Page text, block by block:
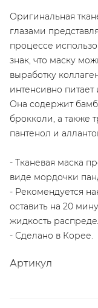
Оригинальная
глазами
процессе
знак, что маску
выработку
интенсивно питает
Она содержит
брокколи, а также
пантенол и
- Тканевая маска
виде мордочки
- Рекомендуется
оставить на 20
жидкость
- Сделано в Корее.
Артикул